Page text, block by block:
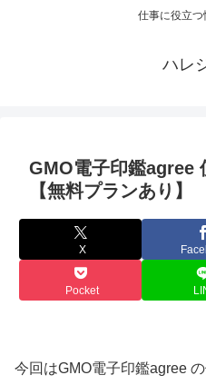
仕事に役立
ハレ
GMO電子印鑑agree
【無料プランあり】
X
Pocket
今回はGMO電子印鑑agree